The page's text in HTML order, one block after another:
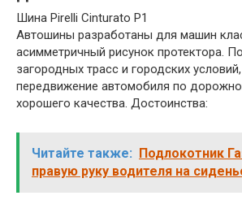
Шина Pirelli Cinturato P1
Автошины разработаны для машин
асимметричный рисунок протектора.
загородных трасс и городских
передвижение автомобиля по
хорошего качества. Достоинства:
Читайте также:
Подлокотник
правую руку водителя на